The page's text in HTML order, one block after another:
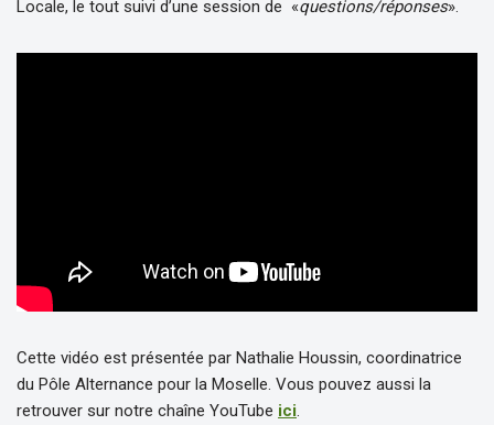
Locale, le tout suivi d’une session de «questions/réponses».
Cette vidéo est présentée par Nathalie Houssin, coordinatrice
du Pôle Alternance pour la Moselle. Vous pouvez aussi la
retrouver sur notre chaîne YouTube ici.